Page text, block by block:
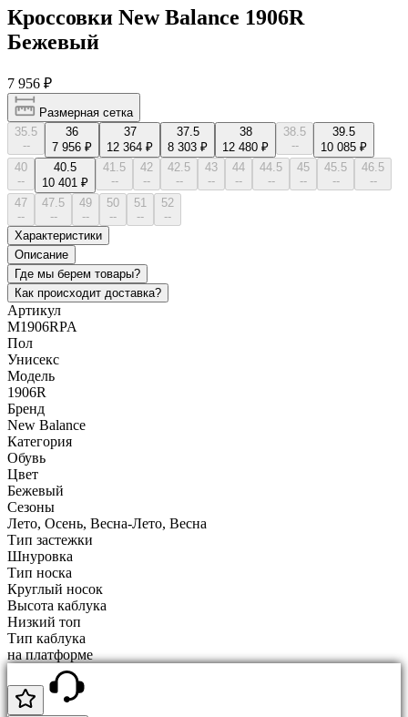
Кроссовки New Balance 1906R
Бежевый
7 956 ₽
Размерная сетка
35.5
--
36
7 956 ₽
37
12 364 ₽
37.5
8 303 ₽
38
12 480 ₽
38.5
--
39.5
10 085 ₽
40
--
40.5
10 401 ₽
41.5
--
42
--
42.5
--
43
--
44
--
44.5
--
45
--
45.5
--
46.5
--
47
--
47.5
--
49
--
50
--
51
--
52
--
Характеристики
Описание
Где мы берем товары?
Как происходит доставка?
Артикул
M1906RPA
Пол
Унисекс
Модель
1906R
Бренд
New Balance
Категория
Обувь
Цвет
Бежевый
Сезоны
Лето, Осень, Весна-Лето, Весна
Тип застежки
Шнуровка
Тип носка
Круглый носок
Высота каблука
Низкий топ
Тип каблука
на платформе